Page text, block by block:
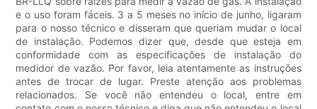
e o uso foram fáceis. 3 a 5 meses no início de junho, ligaram
para o nosso técnico e disseram que queriam mudar o local
de instalação. Podemos dizer que, desde que esteja em
conformidade com as especificações de instalação do
medidor de vazão. Por favor, leia atentamente as instruções
antes de trocar de lugar. Preste atenção aos problemas
relacionados. Se você não entendeu o local, entre em